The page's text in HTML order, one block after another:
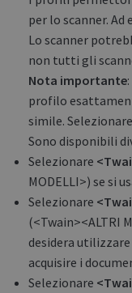
per lo scanner.
Lo scanner
non tutti gli
Nota importante
profilo
simile.
Sono disponibili
Selezionare
MODELLI>) se si
Selezionare
(<Twain><ALTRI
desidera
acquisire i
Selezionare